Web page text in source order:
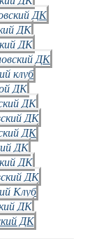
ДК
ДК
ДК
ДК
клуб
ДК
ДК
ДК
ДК
ДК
ДК
ДК
Клуб
ДК
ДК